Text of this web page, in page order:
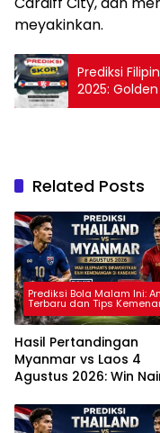
meyakinkan.
Prediksi
2025:
Related Posts
Prediksi Bola Malam Ini:
Terbaru dan Tips
Hasil Pertandingan
Myanmar vs Laos 4
Agustus 2026: Win
Myanmar Pesta Gol